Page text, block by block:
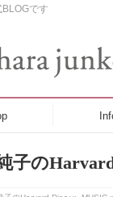
です
子の